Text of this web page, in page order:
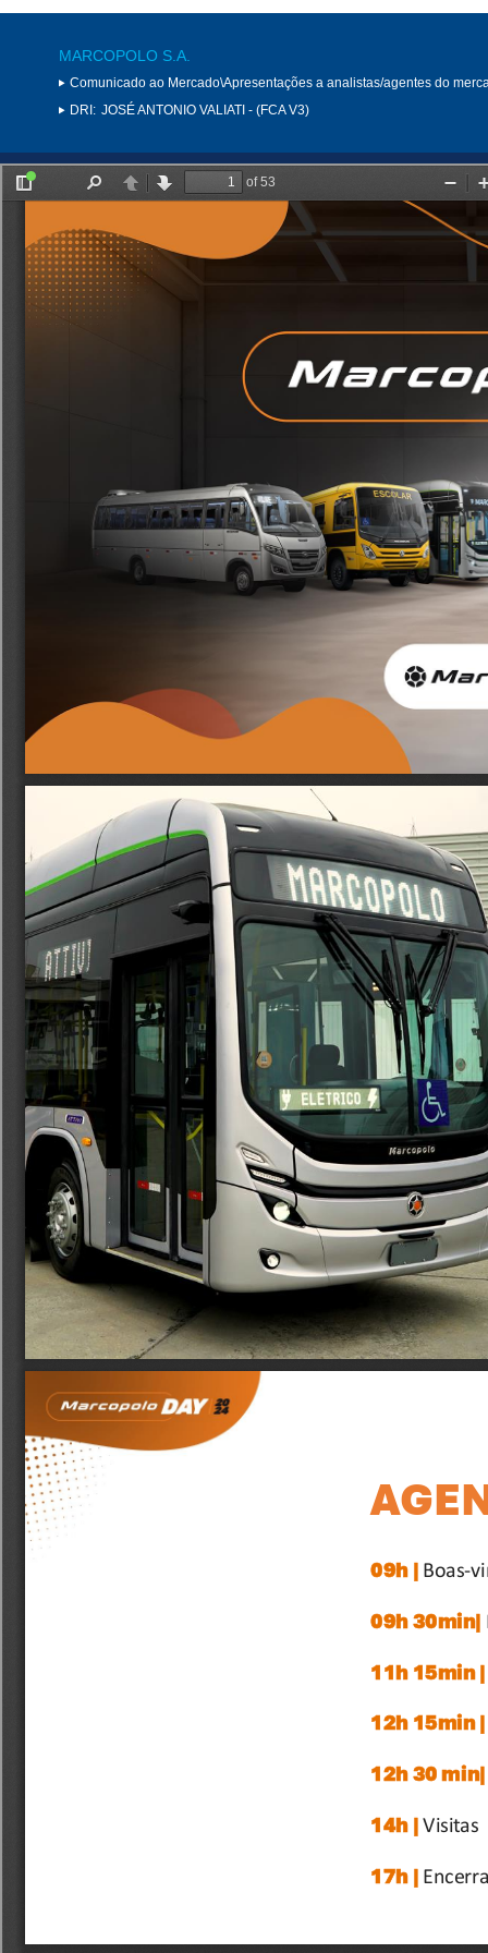
MARCOPOLO S.A.
Comunicado ao Mercado\Apresentações a analistas/agentes do
DRI: JOSÉ ANTONIO VALIATI - (FCA V3)